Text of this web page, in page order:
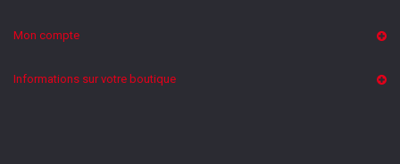
Mon compte
Informations sur votre boutique